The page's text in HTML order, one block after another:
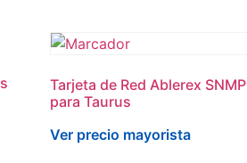
Tarjeta de Red Ablerex SNMP
para Taurus
Ver precio mayorista